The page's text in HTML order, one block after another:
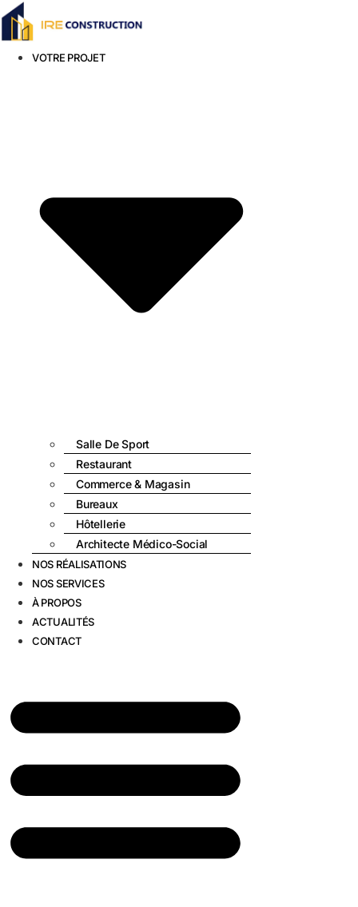
Aller
VOTRE PROJET
Salle De Sport
Restaurant
Commerce & Magasin
Bureaux
Hôtellerie
Architecte Médico-Social
NOS RÉALISATIONS
NOS SERVICES
À PROPOS
ACTUALITÉS
CONTACT